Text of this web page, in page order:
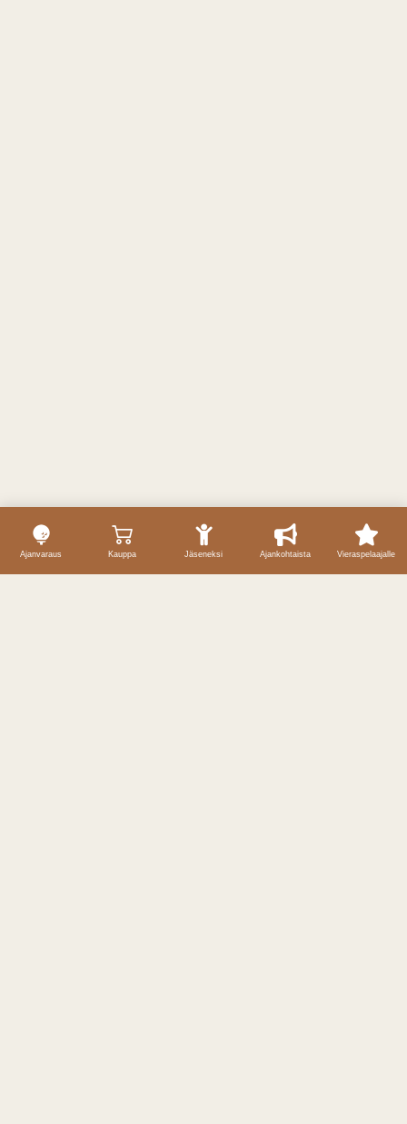
Ajanvaraus Kauppa Jäseneksi Ajankohtaista Vieraspelaajalle